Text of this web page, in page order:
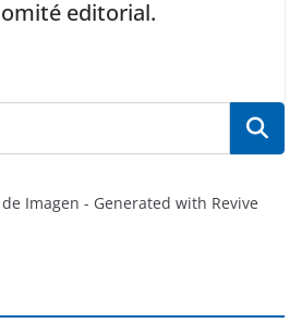
editorial.
Imagen - Generated with Revive